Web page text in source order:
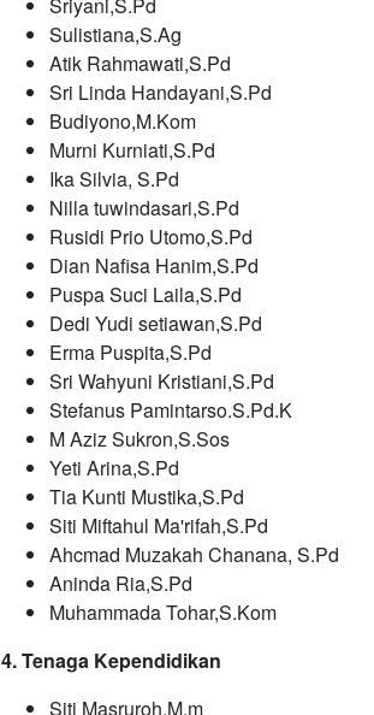
Sriyani,S.Pd
Sulistiana,S.Ag
Atik Rahmawati,S.Pd
Sri Linda Handayani,S.Pd
Budiyono,M.Kom
Murni Kurniati,S.Pd
Ika Silvia, S.Pd
Nilla tuwindasari,S.Pd
Rusidi Prio Utomo,S.Pd
Dian Nafisa Hanim,S.Pd
Puspa Suci Laila,S.Pd
Dedi Yudi setiawan,S.Pd
Erma Puspita,S.Pd
Sri Wahyuni Kristiani,S.Pd
Stefanus Pamintarso.S.Pd.K
M Aziz Sukron,S.Sos
Yeti Arina,S.Pd
Tia Kunti Mustika,S.Pd
Siti Miftahul Ma'rifah,S.Pd
Ahcmad Muzakah Chanana, S.Pd
Aninda Ria,S.Pd
Muhammada Tohar,S.Kom
4. Tenaga Kependidikan
Siti Masruroh,M.m